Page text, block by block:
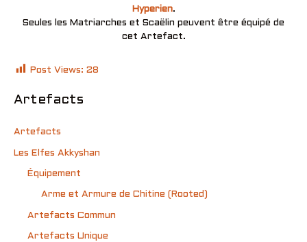
Hyperien.
Seules les Matriarches et Scaëlin peuvent être équipé de
cet Artefact.
Post Views: 28
Artefacts
Artefacts
Les Elfes Akkyshan
Équipement
Arme et Armure de Chitine (Rooted)
Artefacts Commun
Artefacts Unique